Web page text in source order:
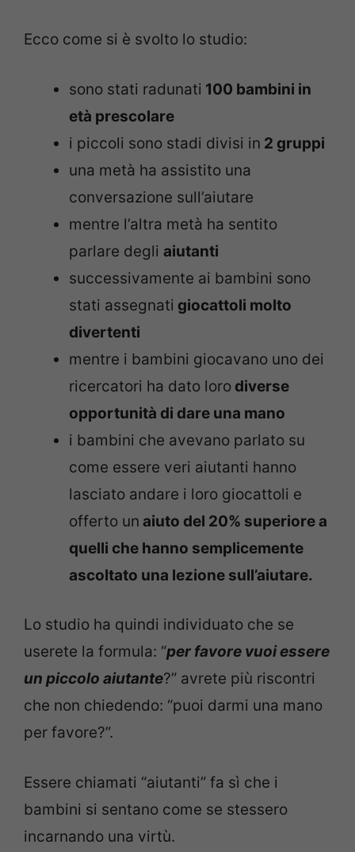
Ecco come si è svolto lo studio:
sono stati radunati 100 bambini in
età prescolare
i piccoli sono stadi divisi in 2 gruppi
una metà ha assistito una
conversazione sull’aiutare
mentre l’altra metà ha sentito
parlare degli aiutanti
successivamente ai bambini sono
stati assegnati giocattoli molto
divertenti
mentre i bambini giocavano uno dei
ricercatori ha dato loro diverse
opportunità di dare una mano
i bambini che avevano parlato su
come essere veri aiutanti hanno
lasciato andare i loro giocattoli e
offerto un aiuto del 20% superiore a
quelli che hanno semplicemente
ascoltato una lezione sull’aiutare.
Lo studio ha quindi individuato che se
userete la formula: “per favore vuoi essere
un piccolo aiutante?” avrete più riscontri
che non chiedendo: “puoi darmi una mano
per favore?”.
Essere chiamati “aiutanti” fa sì che i
bambini si sentano come se stessero
incarnando una virtù.